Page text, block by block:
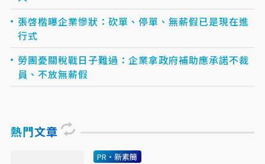
張啓楷曝企業慘狀：砍單、停單、無薪假已是現在進
行式
勞團憂關稅戰日子難過：企業拿政府補助應承諾不裁
員、不放無薪假
熱門文章
PR・新素簡